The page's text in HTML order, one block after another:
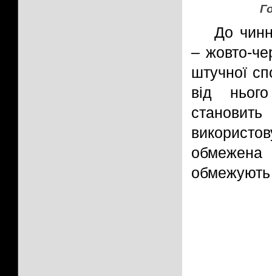
До
– жовто-
штучної
від
обмежують